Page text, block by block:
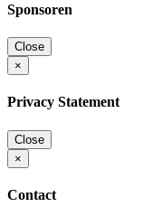
Sponsoren
Close
×
Privacy Statement
Close
×
Contact